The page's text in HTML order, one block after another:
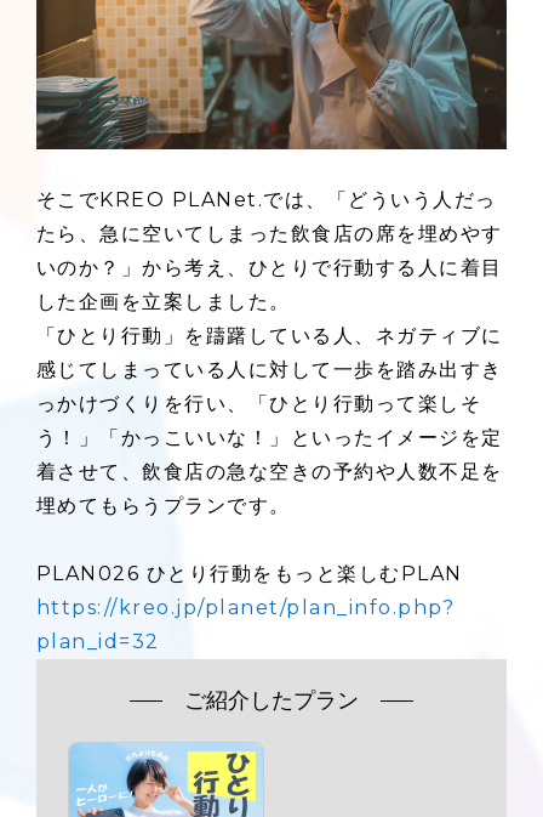
そこでKREO PLANet.では、「どういう人だっ
たら、急に空いてしまった飲食店の席を埋めやす
いのか？」から考え、ひとりで行動する人に着目
した企画を立案しました。
「ひとり行動」を躊躇している人、ネガティブに
感じてしまっている人に対して一歩を踏み出すき
っかけづくりを行い、「ひとり行動って楽しそ
う！」「かっこいいな！」といったイメージを定
着させて、飲食店の急な空きの予約や人数不足を
埋めてもらうプランです。
PLAN026 ひとり行動をもっと楽しむPLAN
https://kreo.jp/planet/plan_info.php?
plan_id=32
ご紹介したプラン